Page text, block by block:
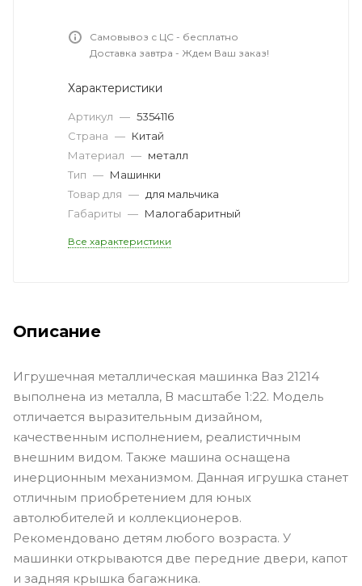
Самовывоз с ЦС - бесплатно
Доставка завтра - Ждем Ваш заказ!
Характеристики
Артикул — 5354116
Страна — Китай
Материал — металл
Тип — Машинки
Товар для — для мальчика
Габариты — Малогабаритный
Все характеристики
Описание
Игрушечная металлическая машинка Ваз 21214
выполнена из металла, В масштабе 1:22. Модель
отличается выразительным дизайном,
качественным исполнением, реалистичным
внешним видом. Также машина оснащена
инерционным механизмом. Данная игрушка станет
отличным приобретением для юных
автолюбителей и коллекционеров.
Рекомендовано детям любого возраста. У
машинки открываются две передние двери, капот
и задняя крышка багажника.